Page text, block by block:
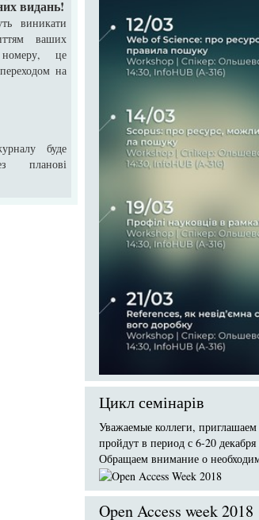
видань!
виникати
ваших
це
на
буде
планові
Цикл семінарів
Уважаемые коллеги, приглашаем
пройдут в период с 6-20
Обращаем внимание о
Open Access week 2018